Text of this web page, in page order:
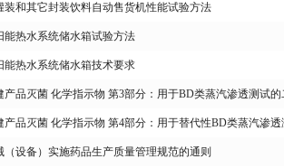
装和其它封装饮料自动售货机性能试验方法
能热水系统储水箱试验方法
能热水系统储水箱技术要求
产品灭菌 化学指示物 第3部分：用于BD类蒸汽渗透测试
产品灭菌 化学指示物 第4部分：用于替代性BD类蒸汽渗
（设备）实施药品生产质量管理规范的通则